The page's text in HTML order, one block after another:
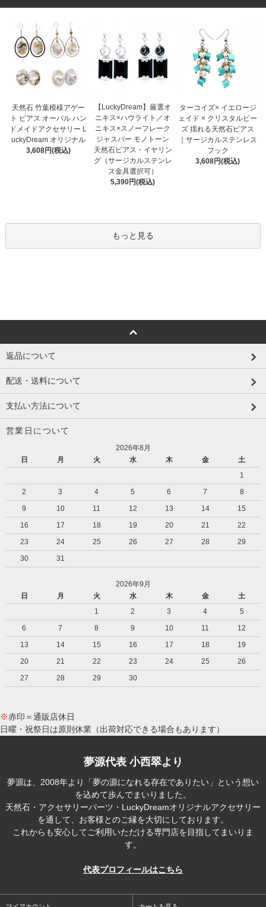
天然石 竹葉模様アゲー
ト ピアス オーバル ハン
ドメイドアクセサリー L
uckyDream オリジナル
3,608円(税込)
【LuckyDream】厳選オ
ニキス×ハウライト／オ
ニキス×スノーフレーク
ジャスパー モノトーン
天然石ピアス・イヤリン
グ（サージカルステンレ
ス金具選択可）
5,390円(税込)
ターコイズ× イエロージ
ェイド × クリスタルビー
ズ 揺れる天然石ピアス
｜サージカルステンレス
フック
3,608円(税込)
もっと見る
返品について
配送・送料について
支払い方法について
営業日について
2026年8月
日
月 火 水 木 金
土
1
2
3 4 5 6 7
8
9
10 11 12 13 14
15
16
17 18 19 20 21
22
23
24 25 26 27 28
29
30
31
2026年9月
日
月 火 水 木 金
土
1
2 3 4
5
6
7 8 9 10 11
12
13
14 15 16 17 18
19
20
21 22 23 24 25
26
27
28 29 30
※赤印＝通販店休日
日曜・祝祭日は原則休業（出荷対応できる場合もあります）
夢源代表 小西翠より
夢源は、2008年より「夢の源になれる存在でありたい」という想い
を込めて歩んでまいりました。
天然石・アクセサリーパーツ・LuckyDreamオリジナルアクセサリー
を通して、お客様とのご縁を大切にしております。
これからも安心してご利用いただける専門店を目指してまいりま
す。
代表プロフィールはこちら